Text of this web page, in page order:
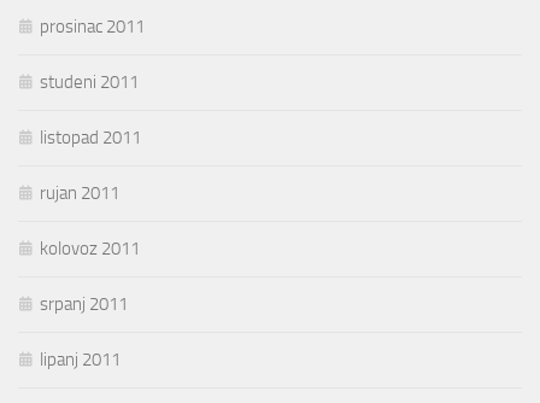
prosinac 2011
studeni 2011
listopad 2011
rujan 2011
kolovoz 2011
srpanj 2011
lipanj 2011